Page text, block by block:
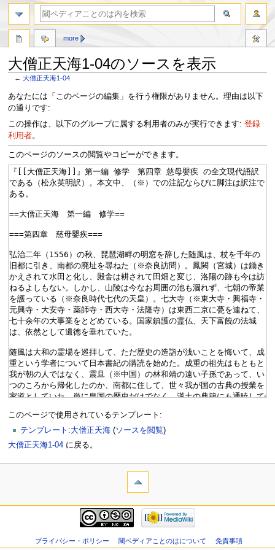
大僧正天海1-04のソースを表示
←大僧正天海1-04
ナ
ビ
ゲ
ー
ョ
ン
移
動
検
索
に
移
あなたには「このページの編集」を行う権限がありません。理由は以下
の通りです:
この操作は、以下のグループに属する利用者のみが実行できます: 登録
利用者。
このページのソースの閲覧やコピーができます。
このページで使用されているテンプレート:
テンプレート:大僧正天海 (ソースを閲覧)
大僧正天海1-04に戻る。
more
プライバシー・ポリシー 閾ペディアことのはについて 免責事項